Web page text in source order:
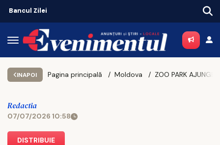
INAPOI Pagina principală Moldova
Redactia
07/07/2026 10:58
DISTRIBUIE